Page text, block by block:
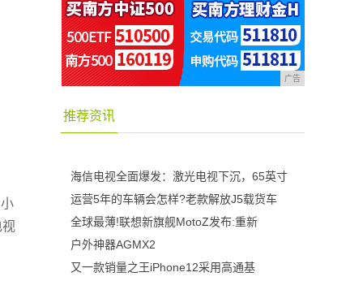
视
广告
推荐资讯
海信电视全面爆发：激光电视下沉，65英寸
运营5年的车辆会怎样?老款解放J5载货车
全球最薄!联想新旗舰MotoZ发布:重新
户外神器AGMX2
又一款销量之王iPhone12采用高通基